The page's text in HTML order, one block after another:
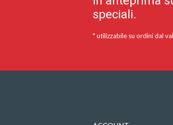
speciali.
* utilizzabile su ordini dal